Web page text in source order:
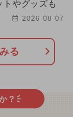
やグッズも
2026-08-07
る
？